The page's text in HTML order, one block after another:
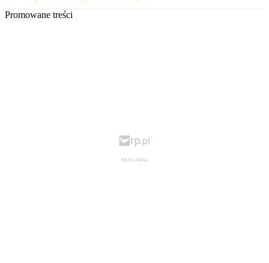
Promowane treści